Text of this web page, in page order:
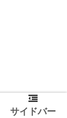
サイドバー